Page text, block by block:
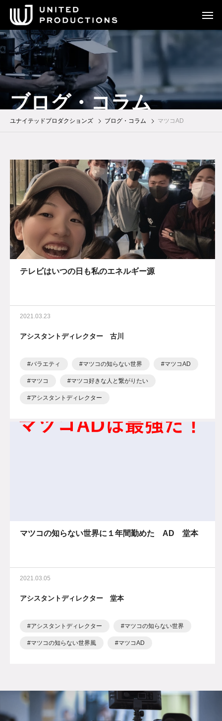
ブログ・コラム
ユナイテッドプロダクションズ ブログ・コラム マツコAD
テレビはいつの日も私のエネルギー源
2021.03.23
アシスタントディレクター 古川
バラエティ マツコの知らない世界 マツコAD
マツコ マツコ好きな人と繋がりたい
アシスタントディレクター
マツコの知らない世界に１年間勤めた AD 堂本
2021.03.05
アシスタントディレクター 堂本
アシスタントディレクター マツコの知らない世界
マツコの知らない世界風 マツコAD